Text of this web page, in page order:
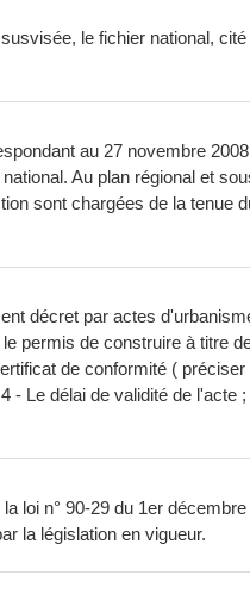
le fichier national,
au 27 novembre
Au plan régional et
sont chargées de la tenue
décret par actes
permis de construire à titre
de conformité (
- Le délai de validité de l'acte
loi n° 90-29 du 1er
la législation en vigueur.